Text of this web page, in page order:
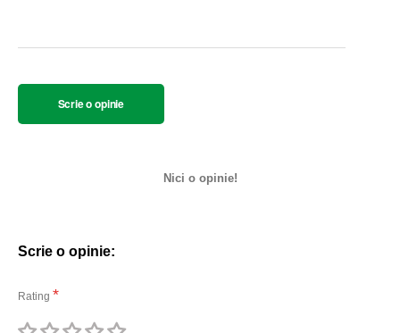
Scrie o opinie
Nici o opinie!
Scrie o opinie:
Rating